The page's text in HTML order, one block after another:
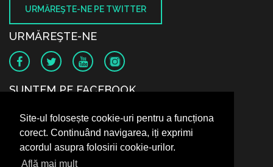
Site-ul folosește cookie-uri pentru a funcționa
corect. Continuând navigarea, iți exprimi
acordul asupra folosirii cookie-urilor.
Află mai mult
URMĂREŞTE-NE PE TWITTER
URMĂREŞTE-NE
SUNTEM PE FACEBOOK